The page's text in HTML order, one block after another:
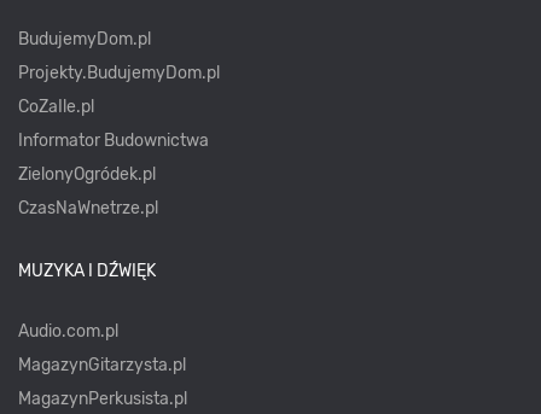
BudujemyDom.pl
Projekty.BudujemyDom.pl
CoZaIle.pl
Informator Budownictwa
ZielonyOgródek.pl
CzasNaWnetrze.pl
MUZYKA I DŹWIĘK
Audio.com.pl
MagazynGitarzysta.pl
MagazynPerkusista.pl